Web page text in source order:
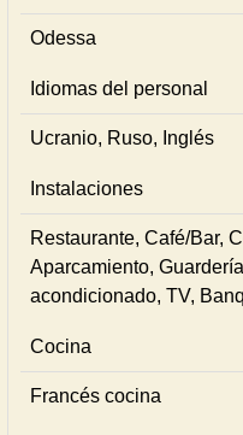
Odessa
Idiomas del personal
Ucranio, Ruso, Inglés
Instalaciones
Restaurante, Café/Bar,
Aparcamiento,
acondicionado, TV,
Cocina
Francés cocina